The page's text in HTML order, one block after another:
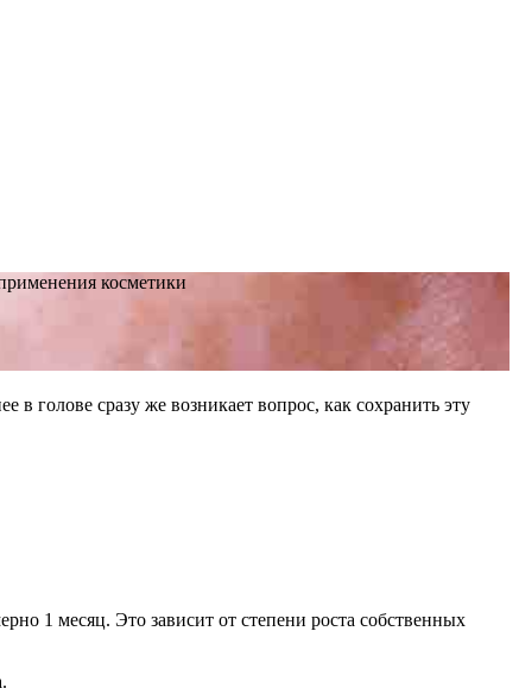
косметики
голове сразу же возникает вопрос, как сохранить эту
1 месяц. Это зависит от степени роста собственных